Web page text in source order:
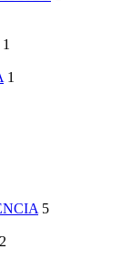
1
1
5
2